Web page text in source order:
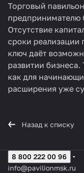
Торговый
предпринимателю
Отсутствие
сроки реализации
ключ даёт
развитии
как для
расширения уже
Назад к списку
8 800 222 00 96
info@pavilionmsk.ru